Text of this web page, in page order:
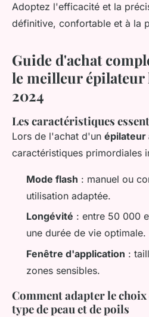
Adoptez l'efficacité et la
définitive, confortable et à la
Guide d'achat
le meilleur épilateur
2024
Les caractéristiques
Lors de l'achat d'un épilateur
caractéristiques primordiales
Mode flash : manuel ou
utilisation adaptée.
Longévité : entre 50 000
une durée de vie optimale.
Fenêtre d'application :
zones sensibles.
Comment adapter le
type de peau et de poils